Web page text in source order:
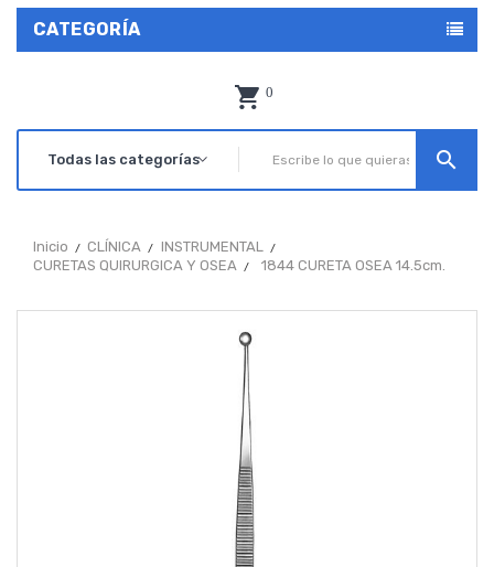
CATEGORÍA
0
search
Inicio CLÍNICA
INSTRUMENTAL
CURETAS QUIRURGICA Y OSEA
1844 CURETA OSEA 14.5cm.